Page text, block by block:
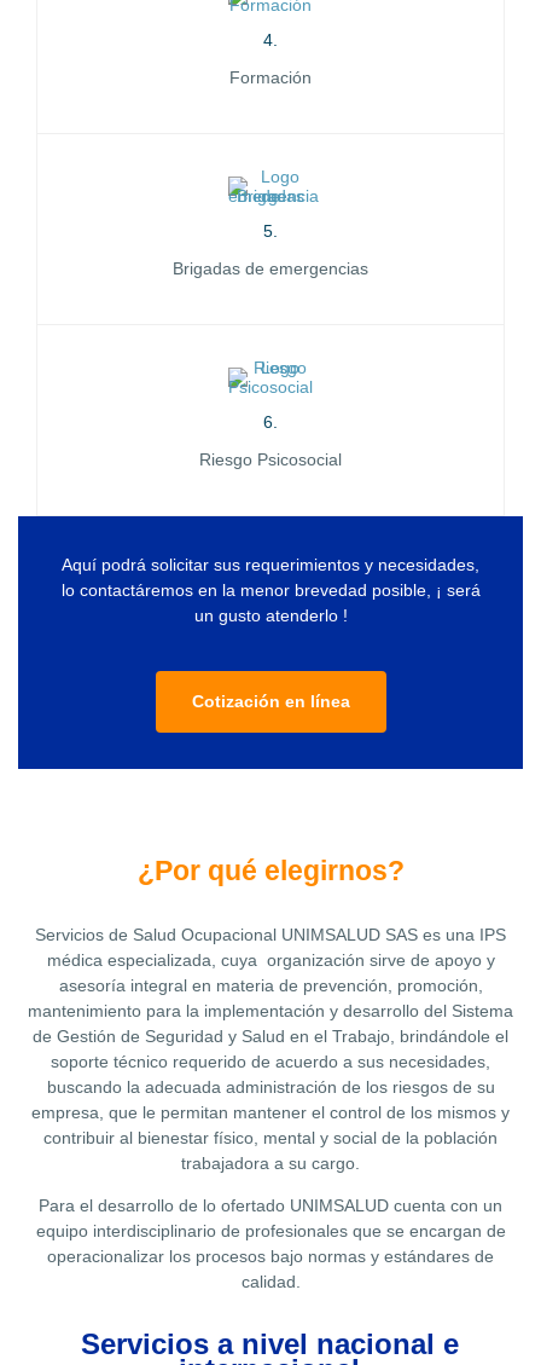
4.
Formación
5.
Brigadas de emergencias
6.
Riesgo Psicosocial
Aquí podrá solicitar sus requerimientos y necesidades,
lo contactáremos en la menor brevedad posible, ¡ será
un gusto atenderlo !
Cotización en línea
¿Por qué elegirnos?
Servicios de Salud Ocupacional UNIMSALUD SAS es una IPS
médica especializada, cuya organización sirve de apoyo y
asesoría integral en materia de prevención, promoción,
mantenimiento para la implementación y desarrollo del Sistema
de Gestión de Seguridad y Salud en el Trabajo, brindándole el
soporte técnico requerido de acuerdo a sus necesidades,
buscando la adecuada administración de los riesgos de su
empresa, que le permitan mantener el control de los mismos y
contribuir al bienestar físico, mental y social de la población
trabajadora a su cargo.
Para el desarrollo de lo ofertado UNIMSALUD cuenta con un
equipo interdisciplinario de profesionales que se encargan de
operacionalizar los procesos bajo normas y estándares de
calidad.
Servicios a nivel nacional e